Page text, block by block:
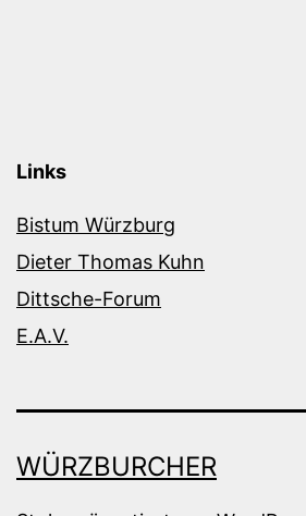
Links
Bistum Würzburg
Dieter Thomas Kuhn
Dittsche-Forum
E.A.V.
WÜRZBURCHER